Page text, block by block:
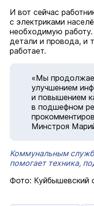
И вот сейчас
с электриками
необходимую
детали и провода, и
работает.
«Мы
улучшением
и повышением
в подшефном
Минстроя
Коммунальным
помогает техника,
Фото: Куйбышевский